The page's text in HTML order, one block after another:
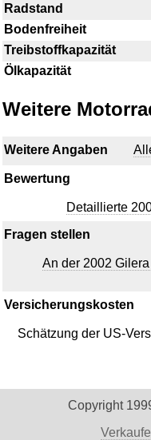
Radstand
Bodenfreiheit
Treibstoffkapazität
Ölkapazität
Weitere
Weitere Angaben
Bewertung
Detaillierte
Fragen stellen
An der 2002
Versicherungskosten
Schätzung der US-
Copyright